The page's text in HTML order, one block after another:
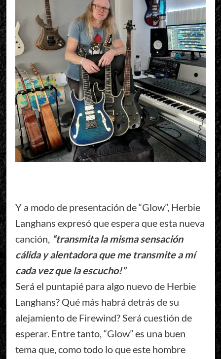
Y a modo de presentación de “Glow”, Herbie
Langhans expresó que espera que esta nueva
canción, “transmita la misma sensación
cálida y alentadora que me transmite a mí
cada vez que la escucho!”
Será el puntapié para algo nuevo de Herbie
Langhans? Qué más habrá detrás de su
alejamiento de Firewind? Será cuestión de
esperar. Entre tanto, “Glow” es una buen
tema que, como todo lo que este hombre